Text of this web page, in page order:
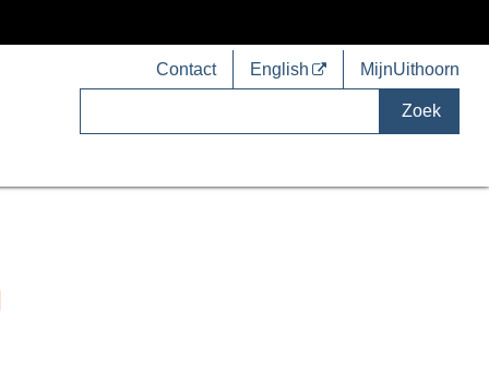
Contact English MijnUithoorn
Zoek